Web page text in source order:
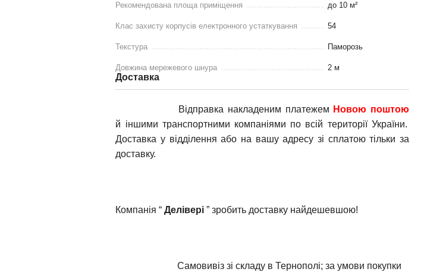
Рекомендована площа приміщення до 10 м²
Клас захисту корпусів електронного устаткування 54
Текстура Паморозь
Довжина мережевого шнура 2 м
Доставка
Відправка накладеним платежем Новою поштою
й іншими транспортними компаніями по всій території України.
Доставка у відділення або на вашу адресу зі сплатою тільки за
доставку.
Компанія “Делівері ” зробить доставку найдешевшою!
Самовивіз зі складу в Тернополі; за умови покупки